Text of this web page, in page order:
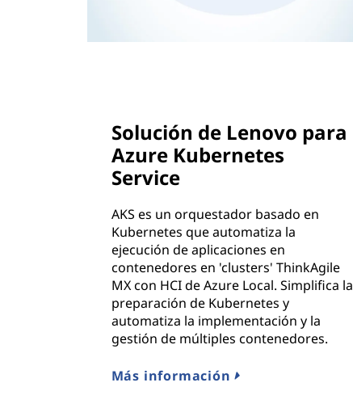
Solución de Lenovo para
Azure Kubernetes
Service
AKS es un orquestador basado en
Kubernetes que automatiza la
ejecución de aplicaciones en
contenedores en 'clusters' ThinkAgile
MX con HCI de Azure Local. Simplifica la
preparación de Kubernetes y
automatiza la implementación y la
gestión de múltiples contenedores.
Más información